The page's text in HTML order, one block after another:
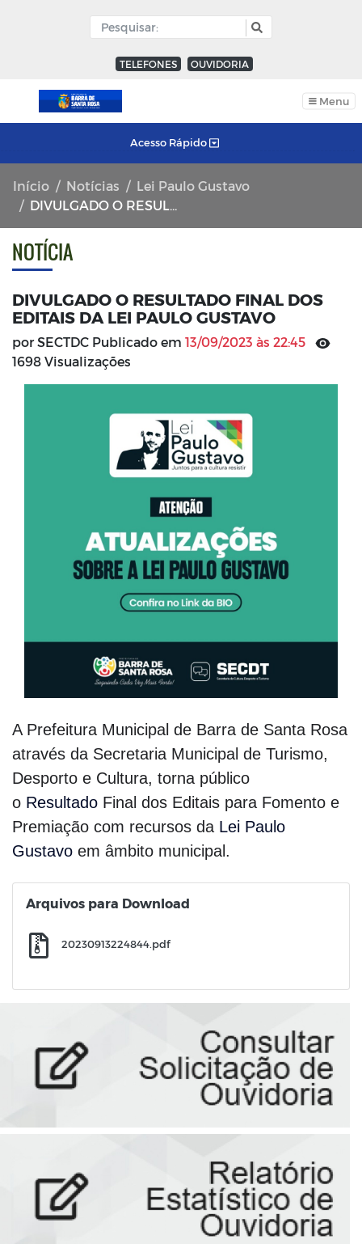
TELEFONES OUVIDORIA
Menu
Acesso Rápido
Início Notícias
Lei Paulo Gustavo
DIVULGADO O RESULTADO FINAL DOS EDITAIS DA LEI PAULO GUSTAVO
NOTÍCIA
DIVULGADO O RESULTADO FINAL DOS
EDITAIS DA LEI PAULO GUSTAVO
por SECTDC Publicado em 13/09/2023 às 22:45
1698 Visualizações
A Prefeitura Municipal de Barra de Santa Rosa
através da Secretaria Municipal de Turismo,
Desporto e Cultura, torna público
o Resultado Final dos Editais para Fomento e
Premiação com recursos da Lei Paulo
Gustavo em âmbito municipal.
Arquivos para Download
20230913224844.pdf